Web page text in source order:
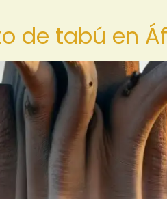
de tabú en